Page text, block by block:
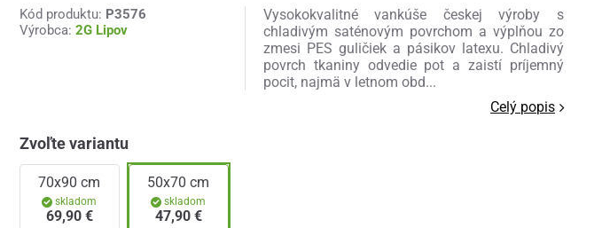
Kód produktu: P3576
Výrobca: 2G Lipov
Vysokokvalitné vankúše českej výroby s
chladivým saténovým povrchom a výplňou zo
zmesi PES guličiek a pásikov latexu. Chladivý
povrch tkaniny odvedie pot a zaistí príjemný
pocit, najmä v letnom obd...
Celý popis
Zvoľte variantu
70x90 cm
skladom
69,90 €
50x70 cm
skladom
47,90 €